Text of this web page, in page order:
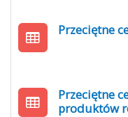
Przeciętne
Przeciętne
produktów